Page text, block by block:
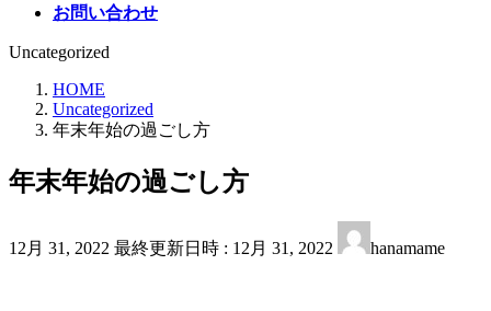
お問い合わせ
Uncategorized
HOME
Uncategorized
年末年始の過ごし方
年末年始の過ごし方
12月 31, 2022 最終更新日時 : 12月 31, 2022 hanamame